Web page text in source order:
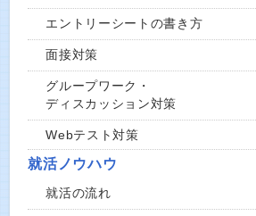
エントリーシートの書き方
面接対策
グループワーク・
ディスカッション対策
Webテスト対策
就活ノウハウ
就活の流れ